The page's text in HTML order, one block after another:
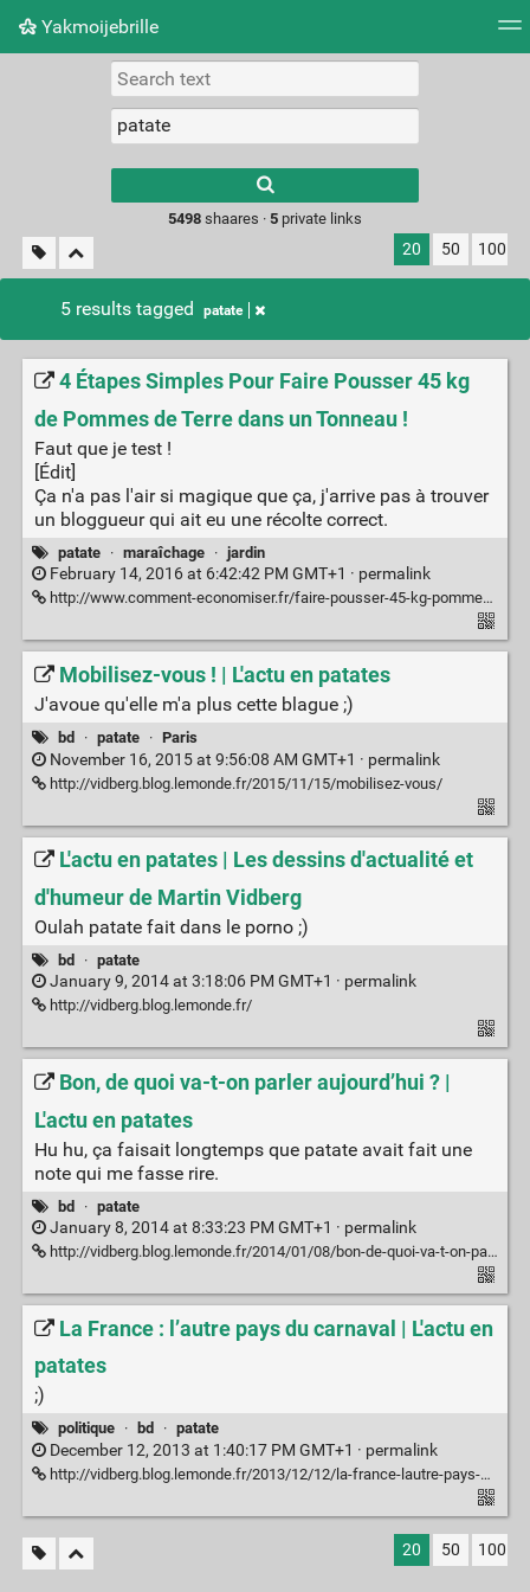
Yakmoijebrille
Picture wall
results.
5498shaares · 5private links
20 50 100
5 results tagged patate
4 Étapes Simples Pour Faire Pousser 45 kg
de Pommes de Terre dans un Tonneau !
Faut que je test !
[Édit]
Ça n'a pas l'air si magique que ça, j'arrive pas à trouver
un bloggueur qui ait eu une récolte correct.
patate · maraîchage · jardin
February 14, 2016 at 6:42:42 PM GMT+1 · permalink
http://www.comment-economiser.fr/faire-pousser-45-kg-pommes-terre-tonneau.html
Mobilisez-vous ! | L'actu en patates
J'avoue qu'elle m'a plus cette blague ;)
bd · patate · Paris
November 16, 2015 at 9:56:08 AM GMT+1 · permalink
http://vidberg.blog.lemonde.fr/2015/11/15/mobilisez-vous/
L'actu en patates | Les dessins d'actualité et
d'humeur de Martin Vidberg
Oulah patate fait dans le porno ;)
bd · patate
January 9, 2014 at 3:18:06 PM GMT+1 · permalink
http://vidberg.blog.lemonde.fr/
Bon, de quoi va-t-on parler aujourd’hui ? |
L'actu en patates
Hu hu, ça faisait longtemps que patate avait fait une
note qui me fasse rire.
bd · patate
January 8, 2014 at 8:33:23 PM GMT+1 · permalink
http://vidberg.blog.lemonde.fr/2014/01/08/bon-de-quoi-va-t-on-parler-aujourdhui/
La France : l’autre pays du carnaval | L'actu en
patates
;)
politique · bd · patate
December 12, 2013 at 1:40:17 PM GMT+1 · permalink
http://vidberg.blog.lemonde.fr/2013/12/12/la-france-lautre-pays-du-carnaval/
20 50 100